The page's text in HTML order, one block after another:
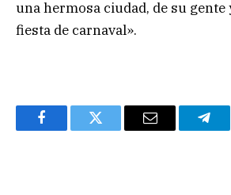
una hermosa ciudad, de su
fiesta de carnaval».
FacebookTwitter Email